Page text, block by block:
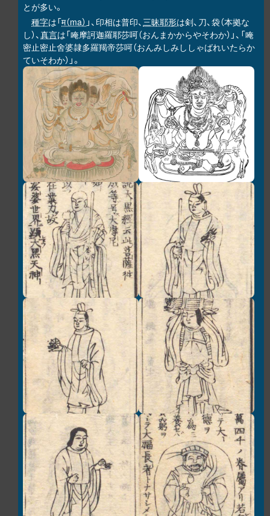
とが多い。
種字は「म（ma） 」、印相は普印、三昧耶形は剣、刀、袋（本拠な
し）、真言は「唵摩訶迦羅耶莎呵（おんまかからやそわか）」、「唵
密止密止舍婆隷多羅羯帝莎呵（おんみしみししゃばれいたらか
ていそわか）」。